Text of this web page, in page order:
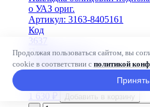
о УАЗ ориг.
Артикул: 3163-8405161
Код
3637
Производитель
ОАО УАЗ (г. Ульяновск)
Гарантия
1 630 ₽
Добавить в корзину
Продолжая пользоваться сайтом, вы
cookie в соответствии с политикой
Принять